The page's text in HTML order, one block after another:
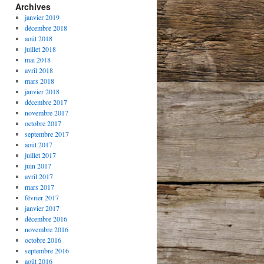
Archives
janvier 2019
décembre 2018
août 2018
juillet 2018
mai 2018
avril 2018
mars 2018
janvier 2018
décembre 2017
novembre 2017
octobre 2017
septembre 2017
août 2017
juillet 2017
juin 2017
avril 2017
mars 2017
février 2017
janvier 2017
décembre 2016
novembre 2016
octobre 2016
septembre 2016
août 2016